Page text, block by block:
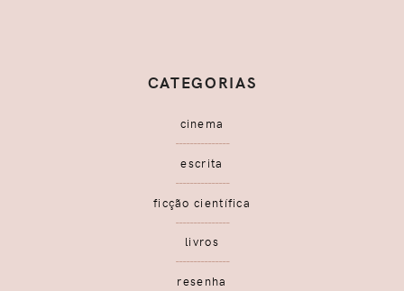
CATEGORIAS
cinema
escrita
ficção científica
livros
resenha